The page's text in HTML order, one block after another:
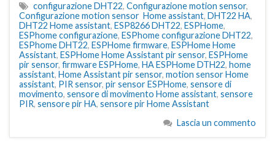
configurazione DHT22, Configurazione motion sensor,
Configurazione motion sensor Home assistant, DHT22 HA,
DHT22 Home assistant, ESP8266 DHT22, ESPHome,
ESPhome configurazione, ESPhome configurazione DHT22,
ESPhome DHT22, ESPHome firmware, ESPHome Home
Assistant, ESPHome Home Assistant pir sensor, ESPHome
pir sensor, firmware ESPHome, HA ESPHome DTH22, home
assistant, Home Assistant pir sensor, motion sensor Home
assistant, PIR sensor, pir sensor ESPHome, sensore di
movimento, sensore di movimento Home assistant, sensore
PIR, sensore pir HA, sensore pir Home Assistant
Lascia un commento